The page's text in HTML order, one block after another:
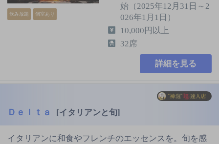
飲み放題 個室あり
始（2025年12月31日～2
026年1月1日）
10,000円以上
32席
詳細を見る
Ｄｅｌｔａ [イタリアンと旬]
イタリアンに和食やフレンチのエッセンスを。旬を感